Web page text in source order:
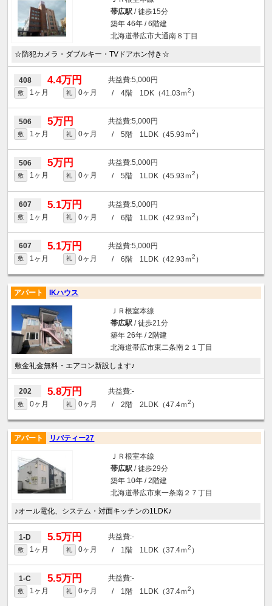
帯広駅/ 徒歩15分
築年 46年 / 6階建
北海道帯広市大通南８丁目
☆防犯カメラ・ダブルキー・TVドアホン付き☆
408 4.4万円 5,000円
敷 1ヶ月 礼 0ヶ月 / 4階 1DK（41.03ｍ2 ）
506 5万円 5,000円
敷 1ヶ月 礼 0ヶ月 / 5階 1LDK（45.93ｍ2 ）
506 5万円 5,000円
敷 1ヶ月 礼 0ヶ月 / 5階 1LDK（45.93ｍ2 ）
607 5.1万円 5,000円
敷 1ヶ月 礼 0ヶ月 / 6階 1LDK（42.93ｍ2 ）
607 5.1万円 5,000円
敷 1ヶ月 礼 0ヶ月 / 6階 1LDK（42.93ｍ2 ）
アパート IKハウス
ＪＲ根室本線
帯広駅/ 徒歩21分
築年 26年 / 2階建
北海道帯広市東二条南２１丁目
敷金礼金無料・エアコン新設します♪
202 5.8万円 -
敷 0ヶ月 礼 0ヶ月 / 2階 2LDK（47.4ｍ2 ）
アパート リバティー27
ＪＲ根室本線
帯広駅/ 徒歩29分
築年 10年 / 2階建
北海道帯広市東一条南２７丁目
♪オール電化、システム・対面キッチンの1LDK♪
1-D 5.5万円 -
敷 1ヶ月 礼 0ヶ月 / 1階 1LDK（37.4ｍ2 ）
1-C 5.5万円 -
敷 1ヶ月 礼 0ヶ月 / 1階 1LDK（37.4ｍ2 ）